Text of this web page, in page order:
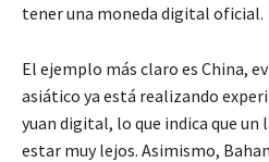
tener una moneda digital oficial.
El ejemplo más claro es China,
asiático ya está realizando
yuan digital, lo que indica que
estar muy lejos. Asimismo,